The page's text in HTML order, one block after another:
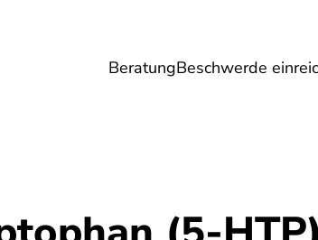
BeratungBeschwerde
Gesundheit Energie